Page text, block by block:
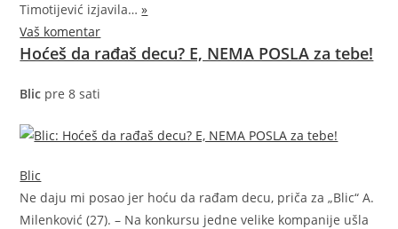
Timotijević izjavila…»
Vaš komentar
Hoćeš da rađaš decu? E, NEMA POSLA za tebe!
Blic pre 8 sati
Blic
Ne daju mi posao jer hoću da rađam decu, priča za „Blic“ A.
Milenković (27). – Na konkursu jedne velike kompanije ušla